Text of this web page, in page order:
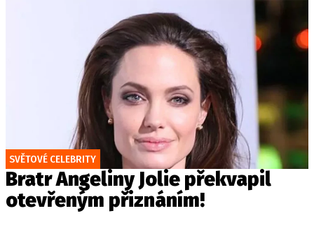
SVĚTOVÉ CELEBRITY
Bratr Angeliny Jolie překvapil
otevřeným přiznáním!